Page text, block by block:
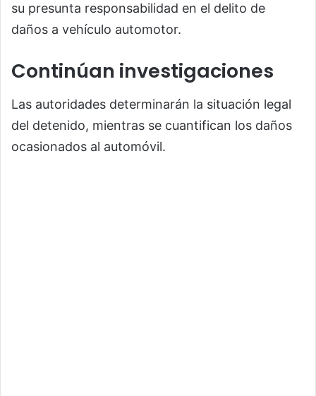
su presunta responsabilidad en el delito de
daños a vehículo automotor.
Continúan investigaciones
Las autoridades determinarán la situación legal
del detenido, mientras se cuantifican los daños
ocasionados al automóvil.